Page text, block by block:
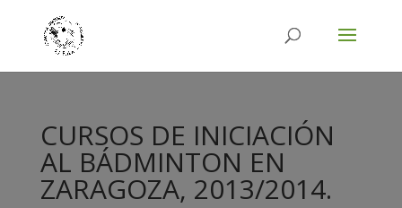
CURSOS DE INICIACIÓN
AL BÁDMINTON EN
ZARAGOZA, 2013/2014.